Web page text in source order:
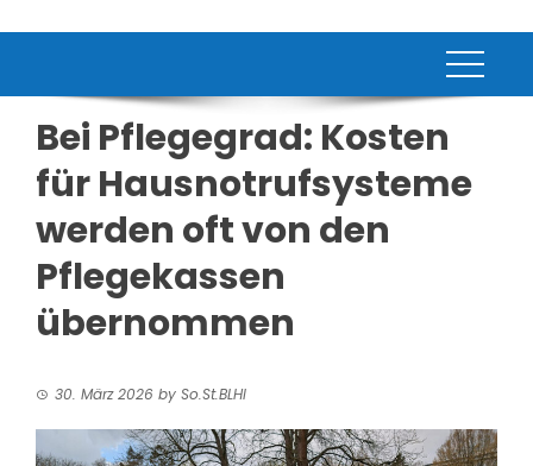
Bei Pflegegrad: Kosten
für Hausnotrufsysteme
werden oft von den
Pflegekassen
übernommen
30. März 2026 by So.St.BLHI